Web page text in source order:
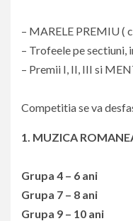
– MARELE PREMIU (
– Trofeele pe sectiuni,
– Premii I, II, III si
Competitia se va
1. MUZICA
Grupa 4 – 6 ani
Grupa 7 – 8 ani
Grupa 9 – 10 ani